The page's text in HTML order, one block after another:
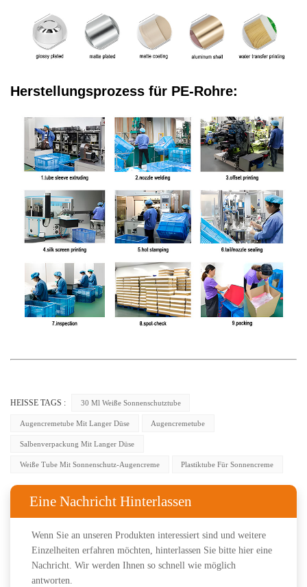
Herstellungsprozess für PE-Rohre:
HEISSE TAGS : 30 Ml Weiße Sonnenschutztube
Augencremetube Mit Langer Düse Augencremetube
Salbenverpackung Mit Langer Düse
Weiße Tube Mit Sonnenschutz-Augencreme Plastiktube Für Sonnencreme
Eine Nachricht Hinterlassen
Wenn Sie an unseren Produkten interessiert sind und weitere
Einzelheiten erfahren möchten, hinterlassen Sie bitte hier eine
Nachricht. Wir werden Ihnen so schnell wie möglich
antworten.